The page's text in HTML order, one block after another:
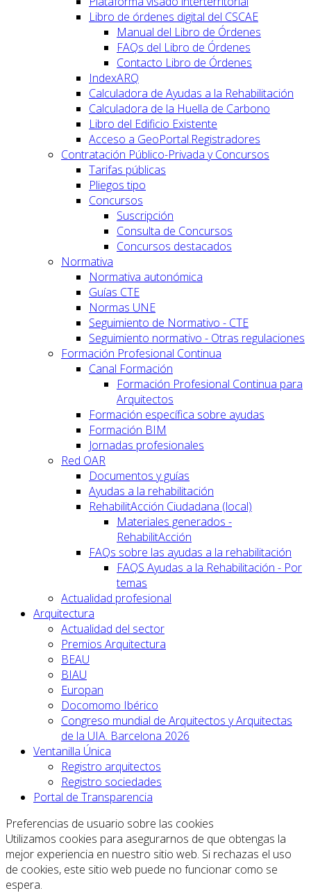
Libro de órdenes digital del CSCAE
Manual del Libro de Órdenes
FAQs del Libro de Órdenes
Contacto Libro de Órdenes
IndexARQ
Calculadora de Ayudas a la Rehabilitación
Calculadora de la Huella de Carbono
Libro del Edificio Existente
Acceso a GeoPortal.Registradores
Contratación Público-Privada y Concursos
Tarifas públicas
Pliegos tipo
Concursos
Suscripción
Consulta de Concursos
Concursos destacados
Normativa
Normativa autonómica
Guías CTE
Normas UNE
Seguimiento de Normativo - CTE
Seguimiento normativo - Otras regulaciones
Formación Profesional Continua
Canal Formación
Formación Profesional Continua para
Arquitectos
Formación específica sobre ayudas
Formación BIM
Jornadas profesionales
Red OAR
Documentos y guías
Ayudas a la rehabilitación
RehabilitAcción Ciudadana (local)
Materiales generados -
RehabilitAcción
FAQs sobre las ayudas a la rehabilitación
FAQS Ayudas a la Rehabilitación - Por
temas
Actualidad profesional
Arquitectura
Actualidad del sector
Premios Arquitectura
BEAU
BIAU
Europan
Docomomo Ibérico
Congreso mundial de Arquitectos y Arquitectas
de la UIA. Barcelona 2026
Ventanilla Única
Registro arquitectos
Registro sociedades
Portal de Transparencia
Preferencias de usuario sobre las cookies
Utilizamos cookies para asegurarnos de que obtengas la
mejor experiencia en nuestro sitio web. Si rechazas el uso
de cookies, este sitio web puede no funcionar como se
espera.